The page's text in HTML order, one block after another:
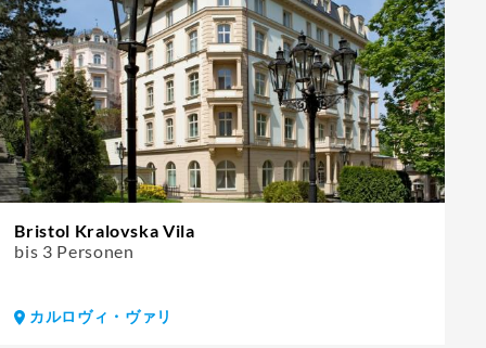
Bristol Kralovska Vila
bis 3 Personen
カルロヴィ・ヴァリ